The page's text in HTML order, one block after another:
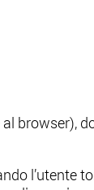
browser),
l’utente